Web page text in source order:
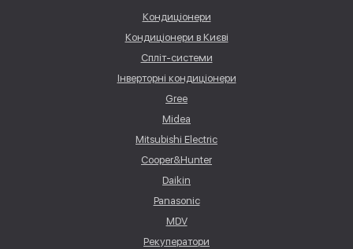
Кондиціонери
Кондиціонери в Києві
Спліт-системи
Інверторні кондиціонери
Gree
Midea
Mitsubishi Electric
Cooper&Hunter
Daikin
Panasonic
MDV
Рекуператори